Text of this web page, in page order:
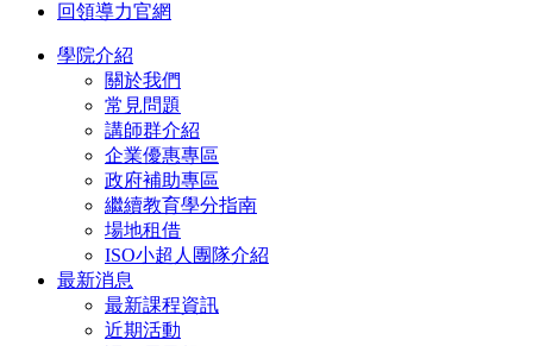
回領導力官網
學院介紹
關於我們
常見問題
講師群介紹
企業優惠專區
政府補助專區
繼續教育學分指南
場地租借
ISO小超人團隊介紹
最新消息
最新課程資訊
近期活動